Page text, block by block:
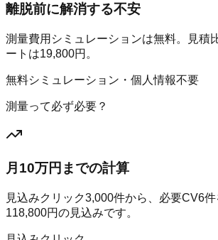
離脱前に解消する不安
測量費用シミュレーションは無料。見積
ートは19,800円。
無料シミュレーション・個人情報不要
測量って必ず必要？
月10万円までの計算
見込みクリック3,000件から、必要CV6件
118,800円の見込みです。